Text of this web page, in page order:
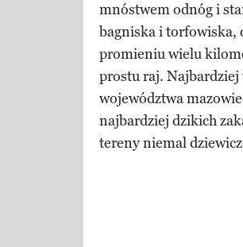
mnóstwem odnóg i
bagniska i torfowiska,
promieniu wielu
prostu raj.
województwa
najbardziej dzikich
tereny niemal